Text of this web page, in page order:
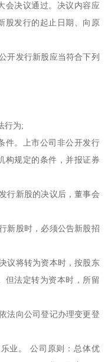
会决议通过。决议内容应
股发行的起止日期、向原
开发行新股应当符合下列
行为;
件。上市公司非公开发行
构规定的条件，并报证券
行新股的决议后，董事会
新股时，必须公告新股招
议将转为资本时，按股东
但法定转为资本时，所留
法向公司登记办理变更登
业。 公司原则：总体优